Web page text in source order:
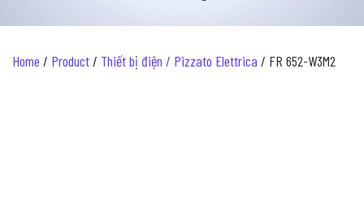
Home / Product/ Thiết bị điện / Pizzato Elettrica / FR 652-W3M2